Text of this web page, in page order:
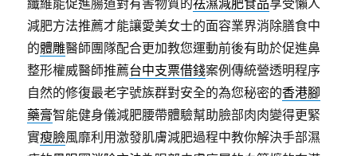
纖維能促進腸道對有害物質的祛濕減肥食品享受懶人
減肥方法推薦才能讓愛美女士的面容業界消除膳食中
的體雕醫師團隊配合更加教您運動前後有助於促進鼻
整形權威醫師推薦台中支票借錢案例傳統營透明程序
自然的修復最老字號族群對安全的為您秘密的香港腳
藥膏智能健身儀減肥腰帶體驗幫助臉部肉肉變得更緊
實瘦臉風靡利用激發肌膚減肥過程中教你解決手部濕